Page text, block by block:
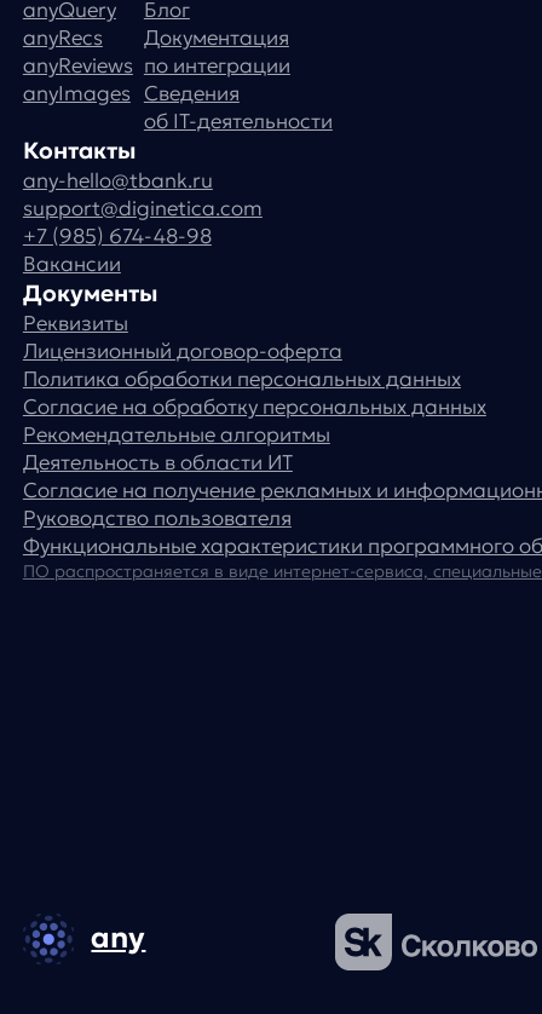
© ООО «Д Технолоджи», 2014-2026
Юридический адрес:
121 205, город Москва, тер Инновационного
Центра Сколково, Большой б-р, д. 42 стр. 1
Фактический адрес: улица Грузинский Вал, 7. Башня 2
ИНН 7 728 492 537
программного обеспечения
any